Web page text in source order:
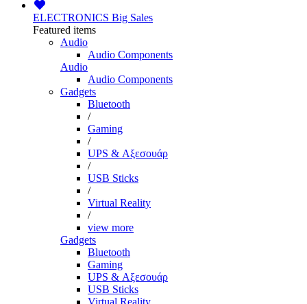
ELECTRONICS Big Sales
Featured items
Audio
Audio Components
Audio
Audio Components
Gadgets
Bluetooth
/
Gaming
/
UPS & Αξεσουάρ
/
USB Sticks
/
Virtual Reality
/
view more
Gadgets
Bluetooth
Gaming
UPS & Αξεσουάρ
USB Sticks
Virtual Reality